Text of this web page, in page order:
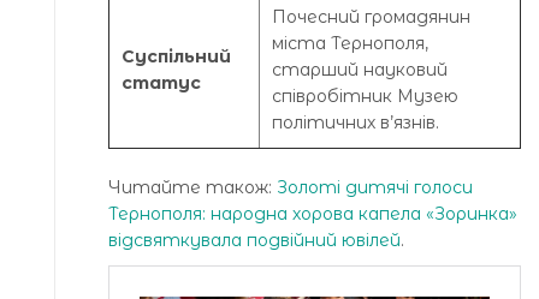
Суспільний
статус
Почесний громадянин
міста Тернополя,
старший науковий
співробітник Музею
політичних в’язнів.
Читайте також: Золоті дитячі голоси
Тернополя: народна хорова капела «Зоринка»
відсвяткувала подвійний ювілей.